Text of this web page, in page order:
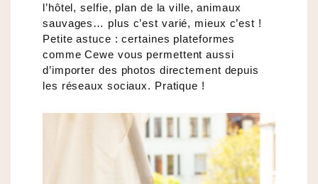
l’hôtel, selfie, plan de la ville, animaux
sauvages… plus c’est varié, mieux c’est !
Petite astuce : certaines plateformes
comme Cewe vous permettent aussi
d’importer des photos directement depuis
les réseaux sociaux. Pratique !